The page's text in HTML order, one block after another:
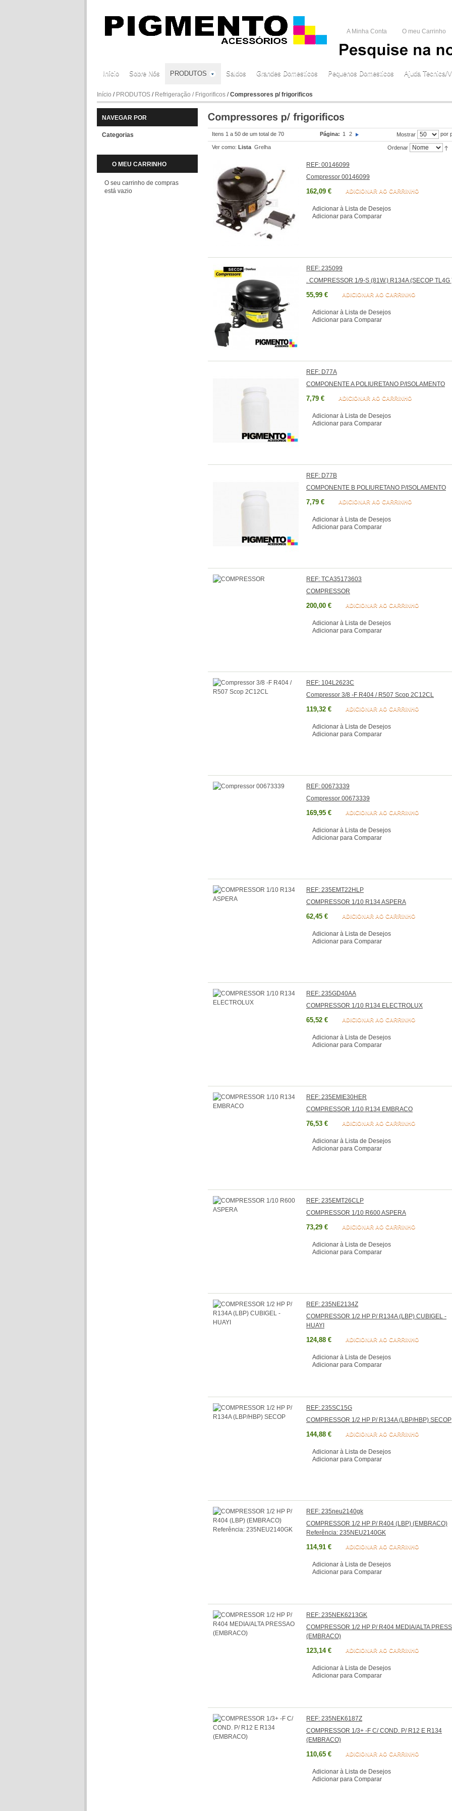
A Minha Conta O meu Carrinho
Início Sobre Nós PRODUTOS Saldos Grandes Domesticos Pequenos Domesticos Ajuda Tecnica/
Início / PRODUTOS / Refrigeração / Frigorificos /Compressores p/ frigorificos
NAVEGAR POR
Categorias
O MEU CARRINHO
O seu carrinho de compras
está vazio
Itens 1 a 50 de um total de 70 Mostrar por
Página: 1 2
Ver como: Lista Grelha Ordenar
REF: 00146099
Compressor 00146099
162,09 € ADICIONAR AO CARRINHO
Adicionar à Lista de Desejos
Adicionar para Comparar
REF: 235099
. COMPRESSOR 1/9-S (81W.) R134A (SECOP TL4G
55,99 € ADICIONAR AO CARRINHO
Adicionar à Lista de Desejos
Adicionar para Comparar
REF: D77A
COMPONENTE A POLIURETANO P/ISOLAMENTO
7,79 € ADICIONAR AO CARRINHO
Adicionar à Lista de Desejos
Adicionar para Comparar
REF: D77B
COMPONENTE B POLIURETANO P/ISOLAMENTO
7,79 € ADICIONAR AO CARRINHO
Adicionar à Lista de Desejos
Adicionar para Comparar
REF: TCA35173603
COMPRESSOR
200,00 € ADICIONAR AO CARRINHO
Adicionar à Lista de Desejos
Adicionar para Comparar
REF: 104L2623C
Compressor 3/8 -F R404 / R507 Scop 2C12CL
119,32 € ADICIONAR AO CARRINHO
Adicionar à Lista de Desejos
Adicionar para Comparar
REF: 00673339
Compressor 00673339
169,95 € ADICIONAR AO CARRINHO
Adicionar à Lista de Desejos
Adicionar para Comparar
REF: 235EMT22HLP
COMPRESSOR 1/10 R134 ASPERA
62,45 € ADICIONAR AO CARRINHO
Adicionar à Lista de Desejos
Adicionar para Comparar
REF: 235GD40AA
COMPRESSOR 1/10 R134 ELECTROLUX
65,52 € ADICIONAR AO CARRINHO
Adicionar à Lista de Desejos
Adicionar para Comparar
REF: 235EMIE30HER
COMPRESSOR 1/10 R134 EMBRACO
76,53 € ADICIONAR AO CARRINHO
Adicionar à Lista de Desejos
Adicionar para Comparar
REF: 235EMT26CLP
COMPRESSOR 1/10 R600 ASPERA
73,29 € ADICIONAR AO CARRINHO
Adicionar à Lista de Desejos
Adicionar para Comparar
REF: 235NE2134Z
COMPRESSOR 1/2 HP P/ R134A (LBP) CUBIGEL -
HUAYI
124,88 € ADICIONAR AO CARRINHO
Adicionar à Lista de Desejos
Adicionar para Comparar
REF: 235SC15G
COMPRESSOR 1/2 HP P/ R134A (LBP/HBP) SECOP
144,88 € ADICIONAR AO CARRINHO
Adicionar à Lista de Desejos
Adicionar para Comparar
REF: 235neu2140gk
COMPRESSOR 1/2 HP P/ R404 (LBP) (EMBRACO)
Referência: 235NEU2140GK
114,91 € ADICIONAR AO CARRINHO
Adicionar à Lista de Desejos
Adicionar para Comparar
REF: 235NEK6213GK
COMPRESSOR 1/2 HP P/ R404 MEDIA/ALTA
(EMBRACO)
123,14 € ADICIONAR AO CARRINHO
Adicionar à Lista de Desejos
Adicionar para Comparar
REF: 235NEK6187Z
COMPRESSOR 1/3+ -F C/ COND. P/ R12 E R134
(EMBRACO)
110,65 € ADICIONAR AO CARRINHO
Adicionar à Lista de Desejos
Adicionar para Comparar